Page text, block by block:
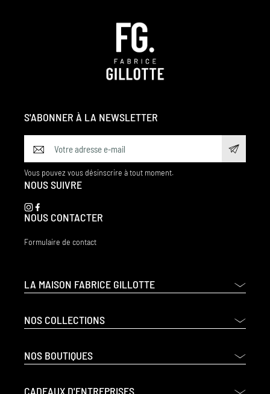
LA MAISON FABRICE GILLOTTE
NOS COLLECTIONS
NOS BOUTIQUES
CADEAUX D'ENTREPRISES
S'ABONNER À LA NEWSLETTER
Vous pouvez vous désinscrire à tout moment.
NOUS SUIVRE
NOUS CONTACTER
Formulaire de contact